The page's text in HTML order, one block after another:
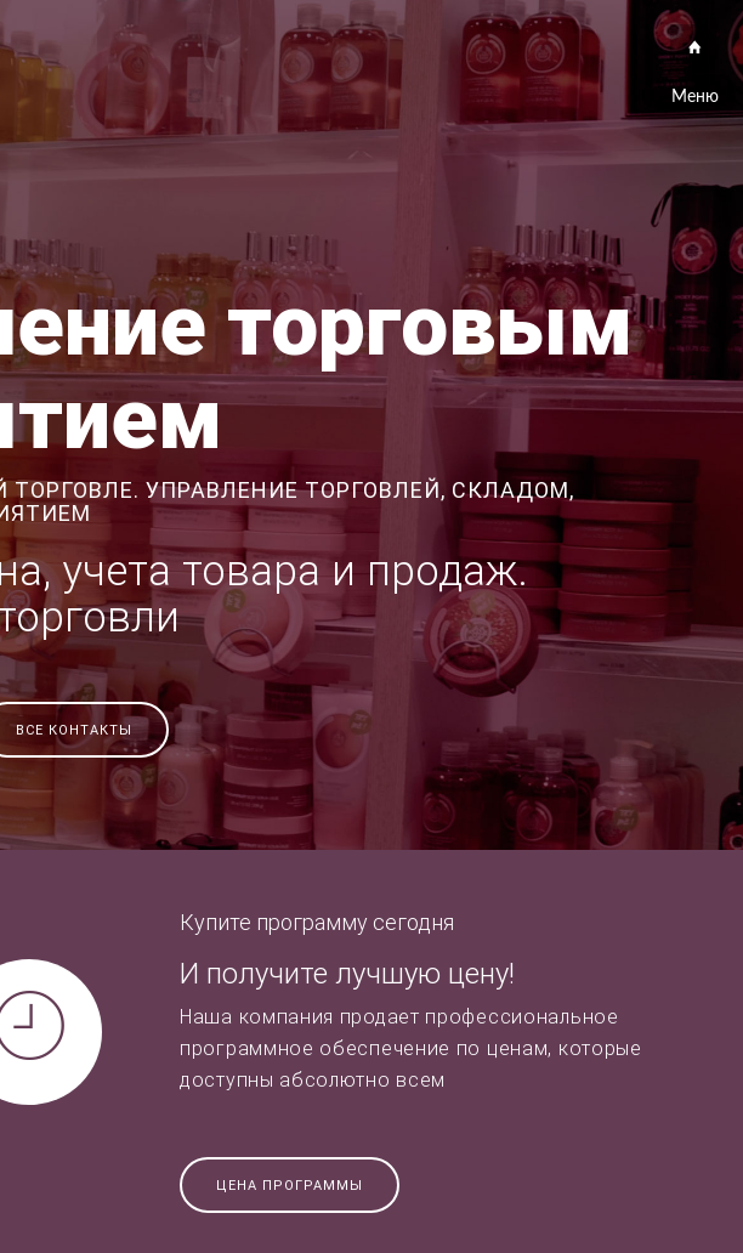
Меню
торговым
УПРАВЛЕНИЕ ТОРГОВЛЕЙ, СКЛАДОМ,
учета товара и продаж.
ВСЕ КОНТАКТЫ
Купите программу сегодня
И получите лучшую цену!
Наша компания продает профессиональное
программное обеспечение по ценам, которые
доступны абсолютно всем
ЦЕНА ПРОГРАММЫ